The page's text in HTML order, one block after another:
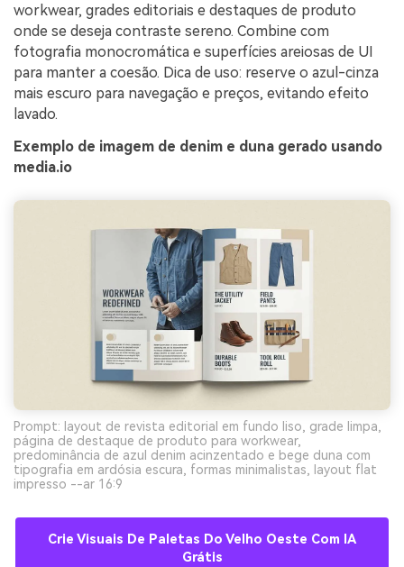
workwear, grades editoriais e destaques de produto
onde se deseja contraste sereno. Combine com
fotografia monocromática e superfícies areiosas de UI
para manter a coesão. Dica de uso: reserve o azul-cinza
mais escuro para navegação e preços, evitando efeito
lavado.
Exemplo de imagem de denim e duna gerado usando
media.io
Prompt: layout de revista editorial em fundo liso, grade limpa,
página de destaque de produto para workwear,
predominância de azul denim acinzentado e bege duna com
tipografia em ardósia escura, formas minimalistas, layout flat
impresso --ar 16:9
Crie Visuais De Paletas Do Velho Oeste Com IA
Grátis